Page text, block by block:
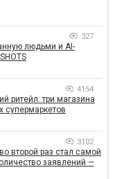
327
людьми и AI-
4154
ритейл: три магазина
супермаркетов
3102
второй раз стал самой
заявлений —